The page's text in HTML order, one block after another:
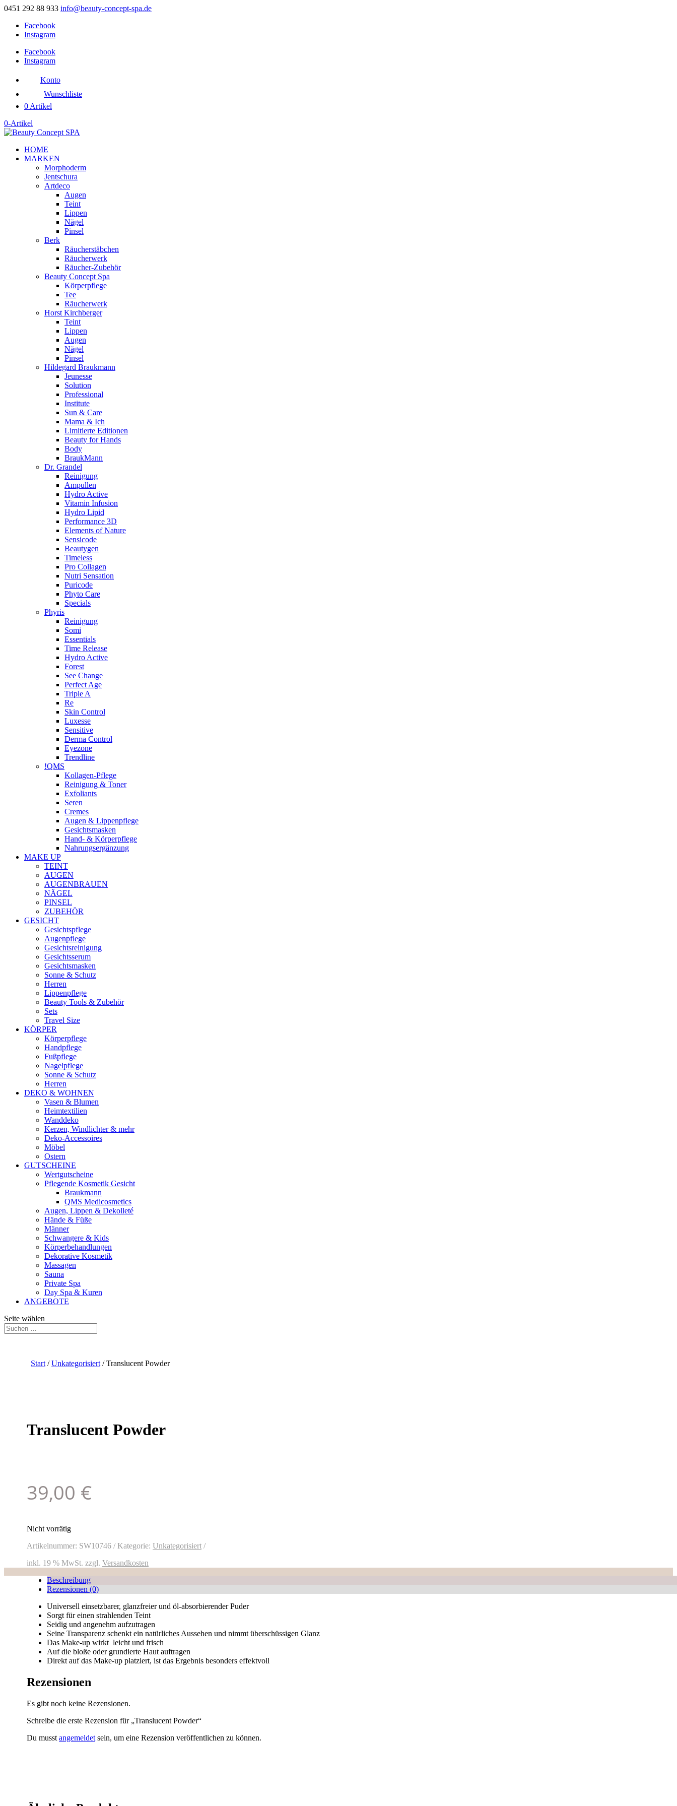
0451 292 88 933 info@beauty-concept-spa.de
Facebook
Instagram
Facebook
Instagram
Konto
Wunschliste
0 Artikel
0-Artikel
HOME
MARKEN
Morphoderm
Jentschura
Artdeco
Augen
Teint
Lippen
Nägel
Pinsel
Berk
Räucherstäbchen
Räucherwerk
Räucher-Zubehör
Beauty Concept Spa
Körperpflege
Tee
Räucherwerk
Horst Kirchberger
Teint
Lippen
Augen
Nägel
Pinsel
Hildegard Braukmann
Jeunesse
Solution
Professional
Institute
Sun & Care
Mama & Ich
Limitierte Editionen
Beauty for Hands
Body
BraukMann
Dr. Grandel
Reinigung
Ampullen
Hydro Active
Vitamin Infusion
Hydro Lipid
Performance 3D
Elements of Nature
Sensicode
Beautygen
Timeless
Pro Collagen
Nutri Sensation
Puricode
Phyto Care
Specials
Phyris
Reinigung
Somi
Essentials
Time Release
Hydro Active
Forest
See Change
Perfect Age
Triple A
Re
Skin Control
Luxesse
Sensitive
Derma Control
Eyezone
Trendline
!QMS
Kollagen-Pflege
Reinigung & Toner
Exfoliants
Seren
Cremes
Augen & Lippenpflege
Gesichtsmasken
Hand- & Körperpflege
Nahrungsergänzung
MAKE UP
TEINT
AUGEN
AUGENBRAUEN
NÄGEL
PINSEL
ZUBEHÖR
GESICHT
Gesichtspflege
Augenpflege
Gesichtsreinigung
Gesichtsserum
Gesichtsmasken
Sonne & Schutz
Herren
Lippenpflege
Beauty Tools & Zubehör
Sets
Travel Size
KÖRPER
Körperpflege
Handpflege
Fußpflege
Nagelpflege
Sonne & Schutz
Herren
DEKO & WOHNEN
Vasen & Blumen
Heimtextilien
Wanddeko
Kerzen, Windlichter & mehr
Deko-Accessoires
Möbel
Ostern
GUTSCHEINE
Wertgutscheine
Pflegende Kosmetik Gesicht
Braukmann
QMS Medicosmetics
Augen, Lippen & Dekolleté
Hände & Füße
Männer
Schwangere & Kids
Körperbehandlungen
Dekorative Kosmetik
Massagen
Sauna
Private Spa
Day Spa & Kuren
ANGEBOTE
Seite wählen
Start /Unkategorisiert / Translucent Powder
Translucent Powder
39,00 €
Nicht vorrätig
Artikelnummer: SW10746 Kategorie: Unkategorisiert
inkl. 19 % MwSt. zzgl. Versandkosten
Beschreibung
Rezensionen (0)
Universell einsetzbarer, glanzfreier und öl-absorbierender Puder
Sorgt für einen strahlenden Teint
Seidig und angenehm aufzutragen
Seine Transparenz schenkt ein natürliches Aussehen und nimmt überschüssigen Glanz
Das Make-up wirkt leicht und frisch
Auf die bloße oder grundierte Haut auftragen
Direkt auf das Make-up platziert, ist das Ergebnis besonders effektvoll
Rezensionen
Es gibt noch keine Rezensionen.
Schreibe die erste Rezension für „Translucent Powder“
Du musst angemeldet sein, um eine Rezension veröffentlichen zu können.